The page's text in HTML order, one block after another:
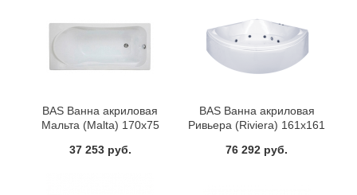
BAS Ванна акриловая
Мальта (Malta) 170х75
37 253 руб.
BAS Ванна акриловая
Ривьера (Riviera) 161x161
76 292 руб.